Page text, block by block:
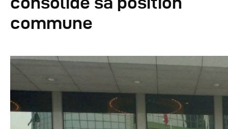
Publications
Réunions Réseaux
CEFDHAC
Autres Publications
commune